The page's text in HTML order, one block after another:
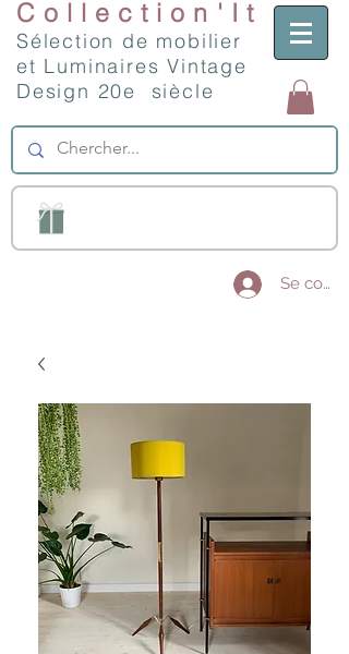
Collection'It
Sélection de mobilier
et Luminaires Vintage
Design 20e siècle
Se